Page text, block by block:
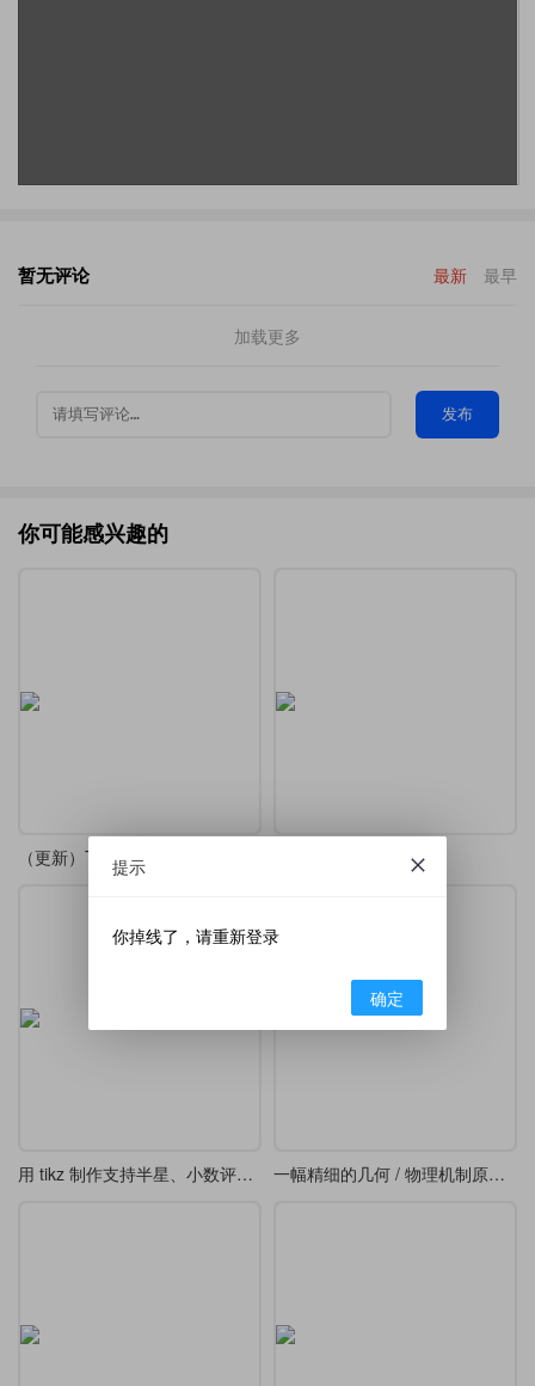
暂无评论 最新 最早
加载更多
发布
你可能感兴趣的
（更新）TikZ-Editor 中文版 TikZ-Editor 中文版
用 tikz 制作支持半星、小数评分显示的星级评分 一幅精细的几何 / 物理机制原理图-转动连杆、轨道及阴影剖面线三维几何投影图
提示
你掉线了，请重新登录
确定